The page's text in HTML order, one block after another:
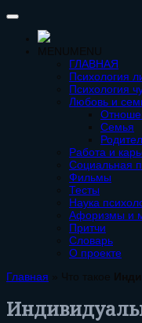
MENUMENU
ГЛАВНАЯ
Психология
Психология
Любовь и
Семья
Работа и
Социальная
Фильмы
Тесты
Наука
Афоризмы и
Притчи
Словарь
О проекте
Главная » Что такое